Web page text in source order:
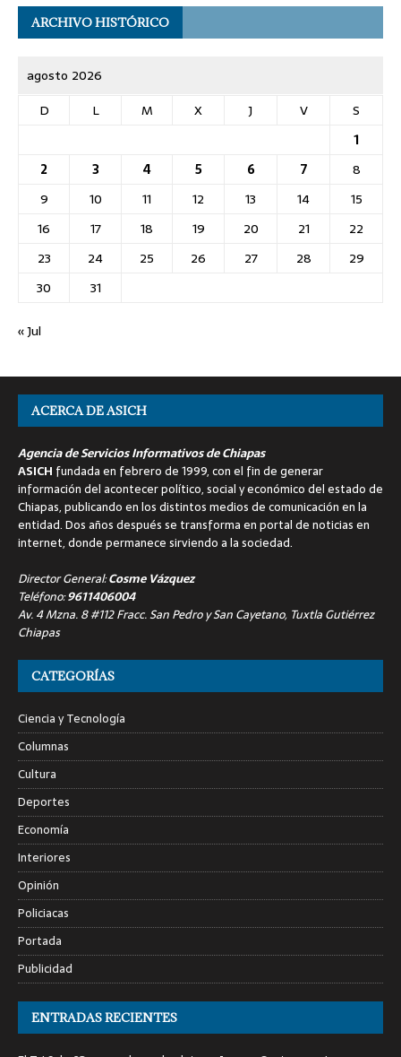
ARCHIVO HISTÓRICO
agosto 2026
D
L M X J V
S
1
2
3 4 5 6 7
8
9
10 11 12 13 14
15
16
17 18 19 20 21
22
23
24 25 26 27 28
29
30
31
« Jul
ACERCA DE ASICH
Agencia de Servicios Informativos de Chiapas
ASICH fundada en febrero de 1999, con el fin de generar
información del acontecer político, social y económico del estado de
Chiapas, publicando en los distintos medios de comunicación en la
entidad. Dos años después se transforma en portal de noticias en
internet, donde permanece sirviendo a la sociedad.
Director General:Cosme Vázquez
Teléfono:9611406004
Av. 4 Mzna. 8 #112 Fracc. San Pedro y San Cayetano, Tuxtla Gutiérrez
Chiapas
CATEGORÍAS
Ciencia y Tecnología
Columnas
Cultura
Deportes
Economía
Interiores
Opinión
Policiacas
Portada
Publicidad
ENTRADAS RECIENTES